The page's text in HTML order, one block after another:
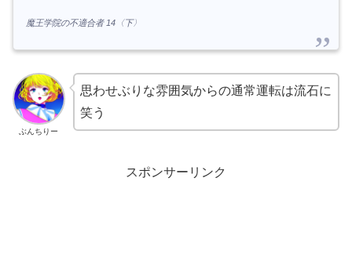
魔王学院の不適合者 14〈下〉
ぶんちりー
思わせぶりな雰囲気からの通常運転は流石に
笑う
スポンサーリンク